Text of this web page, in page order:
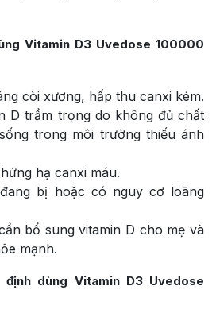
Vitamin D3 Uvedose 100000
còi xương, hấp thu canxi kém.
D trầm trọng do không đủ chất
trong môi trường thiếu ánh
hạ canxi máu.
bị hoặc có nguy cơ loãng
bổ sung vitamin D cho mẹ và
mạnh.
dùng Vitamin D3 Uvedose